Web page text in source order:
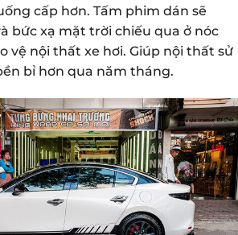
cấp hơn. Tấm phim dán sẽ
bức xạ mặt trời chiếu qua ở nóc
vệ nội thất xe hơi. Giúp nội thất sử
bỉ hơn qua năm tháng.